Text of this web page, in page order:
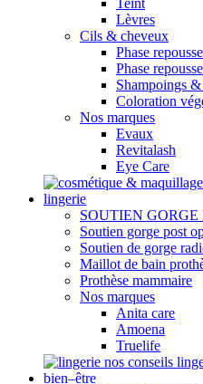
Teint
Lèvres
Cils & cheveux
Phase
Phase
Shampoings &
Coloration
Nos marques
Evaux
Revitalash
Eye Care
lingerie
SOUTIEN GORGE
Soutien gorge post
Soutien de gorge
Maillot de bain
Prothèse mammaire
Nos marques
Anita care
Amoena
Truelife
nos conseils
bien–être